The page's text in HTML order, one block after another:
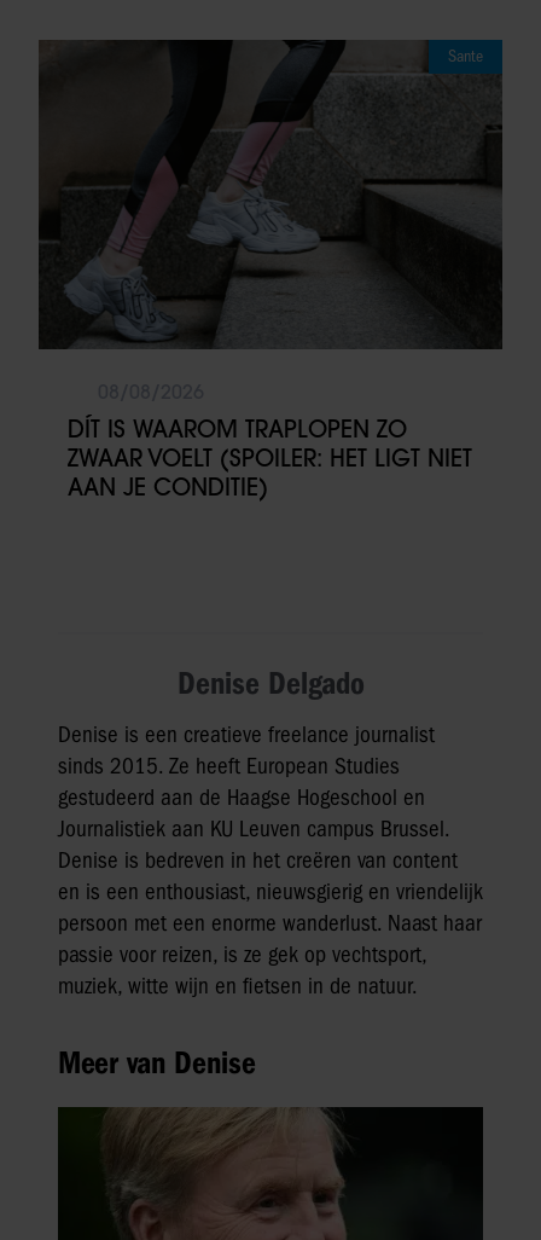
Sante
DÍT IS WAAROM TRAPLOPEN ZO
ZWAAR VOELT (SPOILER: HET LIGT NIET
AAN JE CONDITIE)
Denise Delgado
Denise is een creatieve freelance journalist
sinds 2015. Ze heeft European Studies
gestudeerd aan de Haagse Hogeschool en
Journalistiek aan KU Leuven campus Brussel.
Denise is bedreven in het creëren van content
en is een enthousiast, nieuwsgierig en vriendelijk
persoon met een enorme wanderlust. Naast haar
passie voor reizen, is ze gek op vechtsport,
muziek, witte wijn en fietsen in de natuur.
Meer van Denise